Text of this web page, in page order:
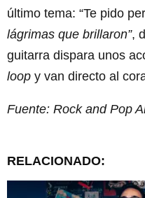
último tema: “Te pido
lágrimas que brillaron”,
guitarra dispara unos
loop y van directo al
Fuente: Rock and Pop
RELACIONADO: